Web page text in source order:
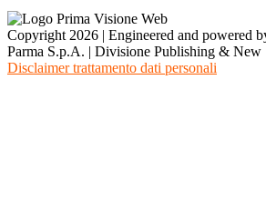
Copyright 2026 | Engineered and powered
Parma S.p.A. | Divisione Publishing & New
Disclaimer trattamento dati personali